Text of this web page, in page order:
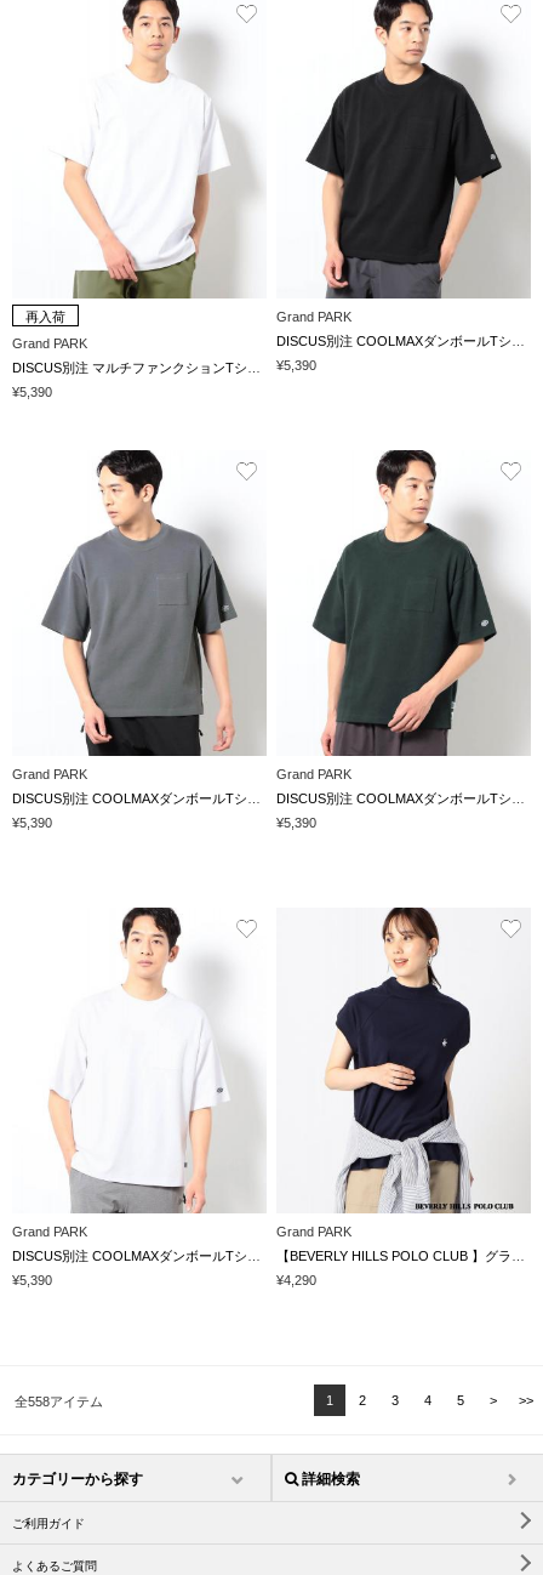
再入荷
Grand PARK
¥5,390
Grand PARK
¥5,390
Grand PARK
¥5,390
Grand PARK
¥5,390
Grand PARK
¥5,390
Grand PARK
¥4,290
全558アイテム 1 2 3 4 5 > >>
カテゴリーから探す 詳細検索
ご利用ガイド
よくあるご質問